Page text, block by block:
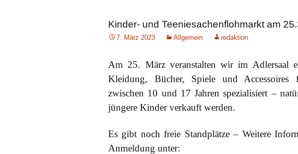
Impressum
Waldkindergarten
Nachmittagsbetreuung
Vereinssatzung
Förderungen
Abschlüsse
Downloads
Kinder- und Teeniesachenflohmarkt am
7. März 2023 Allgemein redaktion
Am 25. März veranstalten wir im Adlersaal
Kleidung, Bücher, Spiele und
zwischen 10 und 17 Jahren spezialisiert –
jüngere Kinder verkauft werden.
Es gibt noch freie Standplätze – Weitere
Anmeldung unter: